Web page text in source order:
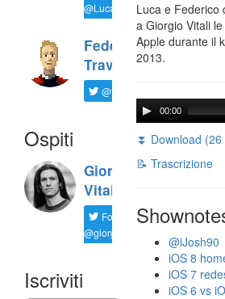
@LucaTNT
Federico
Travaini
@ftrava
Ospiti
Giorgio
Vitali
Follow
@giorgio__vit
Iscriviti
Luca e Federico
a Giorgio Vitali
Apple durante il
2013.
00:00
⏬ Download (26
📝 Trascrizione
@iJosh90
iOS 8
iOS 7
iOS 6 vs